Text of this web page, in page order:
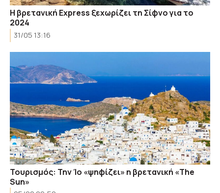
H βρετανική Express ξεχωρίζει τη Σίφνο για το
2024
31/05 13:16
Τουρισμός: Την Ίο «ψηφίζει» η βρετανική «The
Sun»